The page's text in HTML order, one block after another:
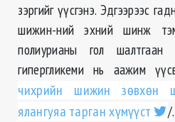
зэргийг үүсгэнэ. Эдгээрээс
шижин-ний эхний шинж
полиурианы гол
гипергликеми нь аажим
чихрийн шижин зөвхөн
ялангуяа тарган хүмүүст
/.